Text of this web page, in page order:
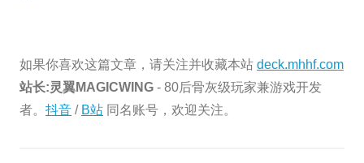
如果你喜欢这篇文章，请关注并收藏本站 deck.mhhf.com
站长:灵翼MAGICWING - 80后骨灰级玩家兼游戏开发
者。 抖音 / B站 同名账号，欢迎关注。